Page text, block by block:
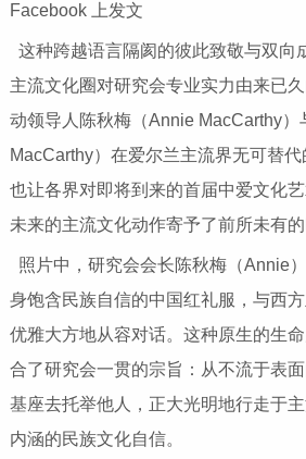
Facebook 上发文
这种跨越语言隔阂的彼此致敬与双向
主流文化圈对研究会专业实力由来已
动领导人陈秋梅（Annie MacCarthy）
MacCarthy）在爱尔兰主流界无可替
也让各界对即将到来的首届中爱文化
未来的主流文化动作寄予了前所未有的
照片中，研究会会长陈秋梅（Annie
身饱含民族自信的中国红礼服，与西
优雅大方地从容对话。这种原生的生
合了研究会一贯的宗旨：从不流于表
基座去托举他人，正大光明地行走于
内涵的民族文化自信。